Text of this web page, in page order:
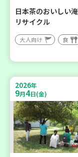
日本茶のおいしい
リサイクル
大人向け 食
2026年
9月4日(金)